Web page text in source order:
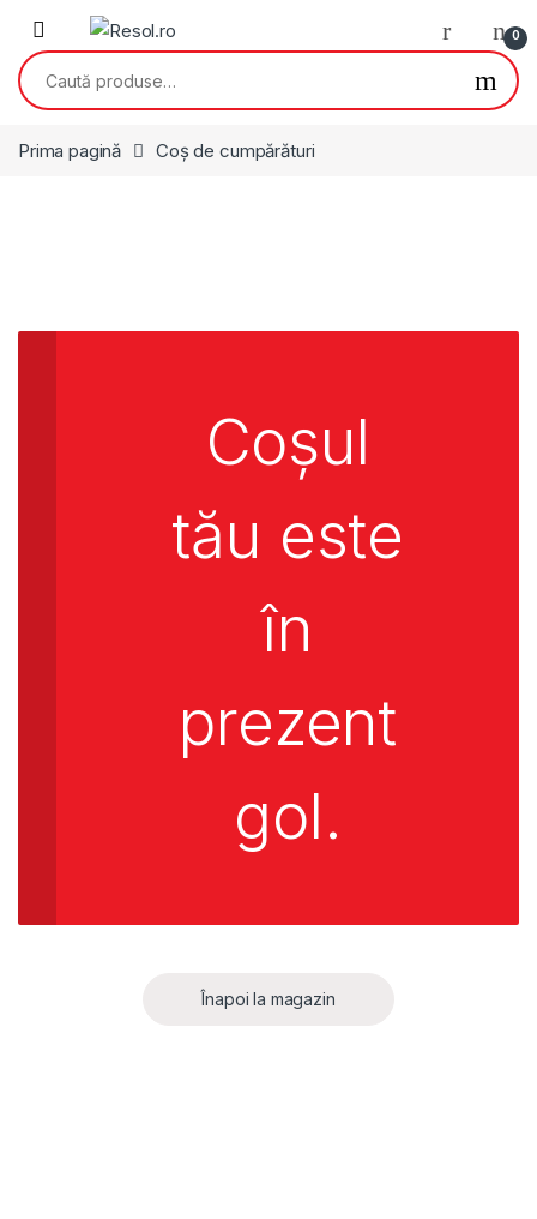
Skip to navigation
Skip to content
0
Caută după:
Prima pagină Coș de cumpărături
Coșul
tău este
în
prezent
gol.
Înapoi la magazin